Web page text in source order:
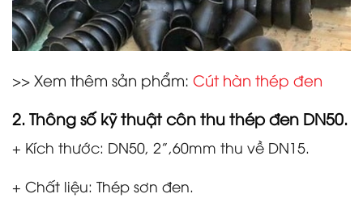
>> Xem thêm sản phẩm: Cút hàn thép đen
2. Thông số kỹ thuậtcôn thu thép đen DN50.
+ Kích thước: DN50, 2”,60mm thu về DN15.
+ Chất liệu: Thép sơn đen.